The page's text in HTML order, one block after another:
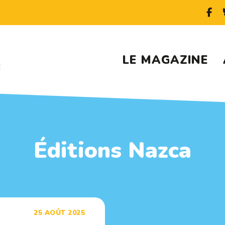
LE MAGAZINE
Éditions Nazca
25 AOÛT 2025